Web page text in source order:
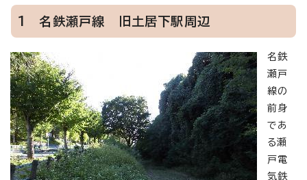
1 名鉄瀬戸線 旧土居下駅周辺
名鉄
瀬戸
線の
前身
であ
る瀬
戸電
気鉄